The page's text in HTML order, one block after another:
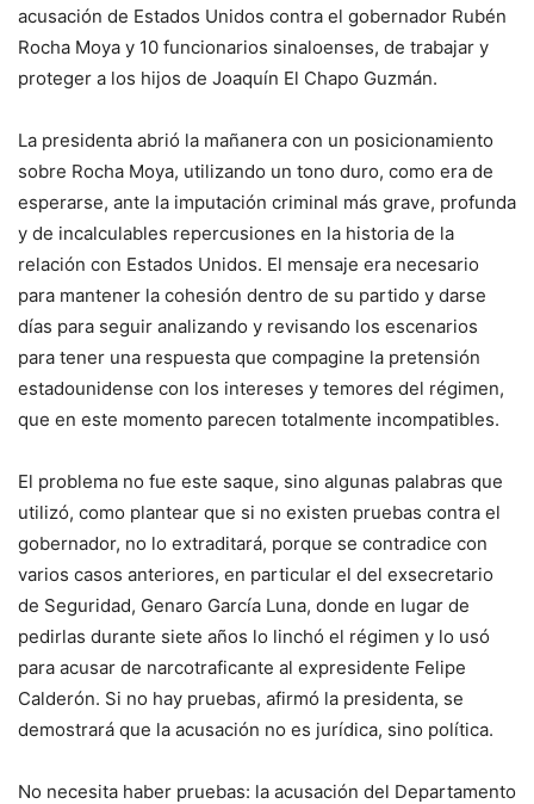
acusación de Estados Unidos contra el gobernador Rubén
Rocha Moya y 10 funcionarios sinaloenses, de trabajar y
proteger a los hijos de Joaquín El Chapo Guzmán.
La presidenta abrió la mañanera con un posicionamiento
sobre Rocha Moya, utilizando un tono duro, como era de
esperarse, ante la imputación criminal más grave, profunda
y de incalculables repercusiones en la historia de la
relación con Estados Unidos. El mensaje era necesario
para mantener la cohesión dentro de su partido y darse
días para seguir analizando y revisando los escenarios
para tener una respuesta que compagine la pretensión
estadounidense con los intereses y temores del régimen,
que en este momento parecen totalmente incompatibles.
El problema no fue este saque, sino algunas palabras que
utilizó, como plantear que si no existen pruebas contra el
gobernador, no lo extraditará, porque se contradice con
varios casos anteriores, en particular el del exsecretario
de Seguridad, Genaro García Luna, donde en lugar de
pedirlas durante siete años lo linchó el régimen y lo usó
para acusar de narcotraficante al expresidente Felipe
Calderón. Si no hay pruebas, afirmó la presidenta, se
demostrará que la acusación no es jurídica, sino política.
No necesita haber pruebas: la acusación del Departamento